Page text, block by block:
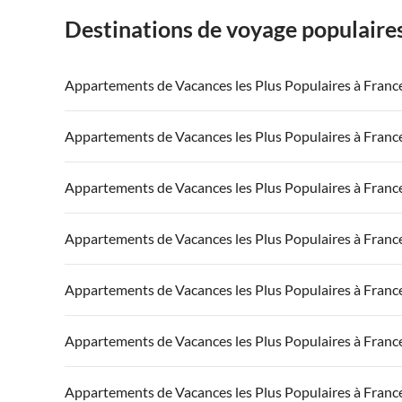
Destinations de voyage
Appartements de Vacances les Plus Populaires à
Appartements de Vacances à France
Appartements de Vacances à Côte atlantique
Appartements de Vacances à Côte d'Azur
Appartements de Vacances les Plus Populaires à
Appartements de Vacances à France
Appartements de Vacances à Côte atlantique
Appartements de Vacances à Côte d'Azur
Appartements de Vacances les Plus Populaires à
Appartements de Vacances à France
Appartements de Vacances à Côte atlantique
Appartements de Vacances à Côte d'Azur
Appartements de Vacances les Plus Populaires à
Appartements de Vacances à France
Appartements de Vacances à Côte atlantique
Appartements de Vacances à Côte d'Azur
Appartements de Vacances les Plus Populaires à
Appartements de Vacances à France
Appartements de Vacances à Côte atlantique
Appartements de Vacances les Plus Populaires à
Appartements de Vacances à France
Appartements de Vacances les Plus Populaires à